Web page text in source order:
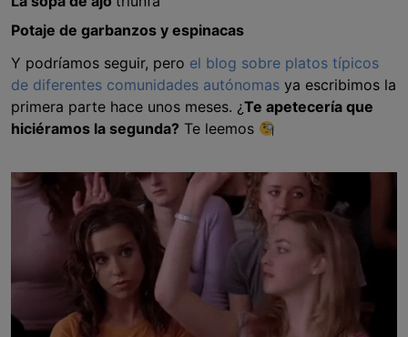
Potaje de garbanzos y espinacas
Y podríamos seguir, pero el blog sobre platos típicos
de diferentes comunidades autónomas ya escribimos la
primera parte hace unos meses. ¿Te apetecería que
hiciéramos la segunda? Te leemos